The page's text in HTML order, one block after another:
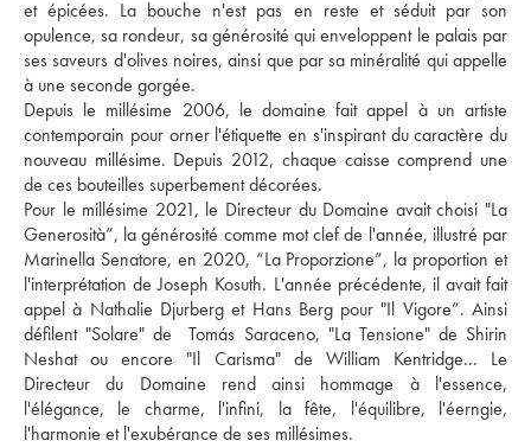
et épicées. La bouche n'est pas en reste et séduit par son
opulence, sa rondeur, sa générosité qui enveloppent le palais par
ses saveurs d'olives noires, ainsi que par sa minéralité qui appelle
à une seconde gorgée.
Depuis le millésime 2006, le domaine fait appel à un artiste
contemporain pour orner l'étiquette en s'inspirant du caractère du
nouveau millésime. Depuis 2012, chaque caisse comprend une
de ces bouteilles superbement décorées.
Pour le millésime 2021, le Directeur du Domaine avait choisi "La
Generosità”, la générosité comme mot clef de l'année, illustré par
Marinella Senatore, en 2020, “La Proporzione”, la proportion et
l'interprétation de Joseph Kosuth. L'année précédente, il avait fait
appel à Nathalie Djurberg et Hans Berg pour "Il Vigore”. Ainsi
défilent "Solare" de  Tomás Saraceno, "La Tensione" de Shirin
Neshat ou encore "Il Carisma" de William Kentridge... Le
Directeur du Domaine rend ainsi hommage à l'essence,
l'élégance, le charme, l'infini, la fête, l'équilibre, l'éerngie,
l'harmonie et l'exubérance de ses millésimes.